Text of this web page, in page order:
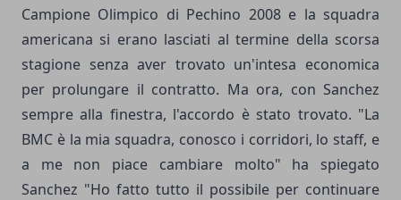
Campione Olimpico di Pechino 2008 e la squadra
americana si erano lasciati al termine della scorsa
stagione senza aver trovato un'intesa economica
per prolungare il contratto. Ma ora, con Sanchez
sempre alla finestra, l'accordo è stato trovato. "La
BMC è la mia squadra, conosco i corridori, lo staff, e
a me non piace cambiare molto" ha spiegato
Sanchez "Ho fatto tutto il possibile per continuare